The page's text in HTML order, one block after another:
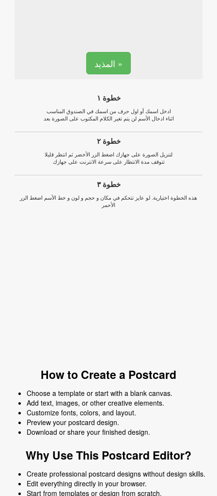
المذيد »
خطوة ١
ادخل اسمك أو اول حرف من اسمك في الصندوق المناسب
اثناء ادخال الأسم لن يتم تغير الكلام المكتوب على الصورة بعد
خطوة ٢
لتنزيل الصورة على جهازك اضغط الزر الأخضر ثم انتظر قليلا
تتوقف مدة الانتظار على سرعة الانترنت على جهازك
خطوة ٣
هذه الخطوة اختيارية. لو عايز تتحكم في مكان و حجم و لون و خط الأسم اضغط الزر
الأحمر
How to Create a Postcard
Choose a template or start with a blank canvas.
Add text, images, or other creative elements.
Customize fonts, colors, and layout.
Preview your postcard design.
Download or share your finished design.
Why Use This Postcard Editor?
Create professional postcard designs without design skills.
Edit everything directly in your browser.
Start from templates or design from scratch.